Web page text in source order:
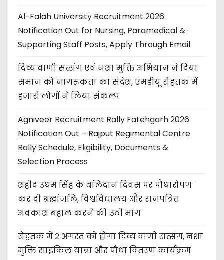
Al-Falah University Recruitment 2026:
Notification Out for Nursing, Paramedical &
Supporting Staff Posts, Apply Through Email
दिव्य वाणी सत्संग एवं नशा मुक्ति अभियान ने दिया
समाज को जागरूकता का संदेश, एमडीयू रोहतक में
हजारों लोगों ने लिया संकल्प
Agniveer Recruitment Rally Fatehgarh 2026
Notification Out – Rajput Regimental Centre
Rally Schedule, Eligibility, Documents &
Selection Process
शहीद उधम सिंह के बलिदान दिवस पर पौधारोपण
कर दी श्रद्धांजलि, विश्वविद्यालय और राजपत्रित
अवकाश बहाल करने की उठी मांग
रोहतक में 2 अगस्त को होगा दिव्य वाणी सत्संग, नशा
मुक्ति साइकिल यात्रा और पौधा वितरण कार्यक्रम